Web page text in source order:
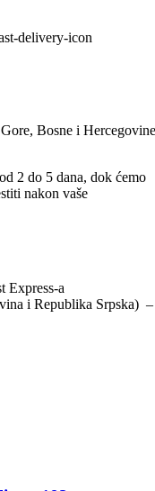
Bosne i Hercegovine
2 do 5 dana, dok ćemo
nakon vaše
Express-a
i Republika Srpska) –